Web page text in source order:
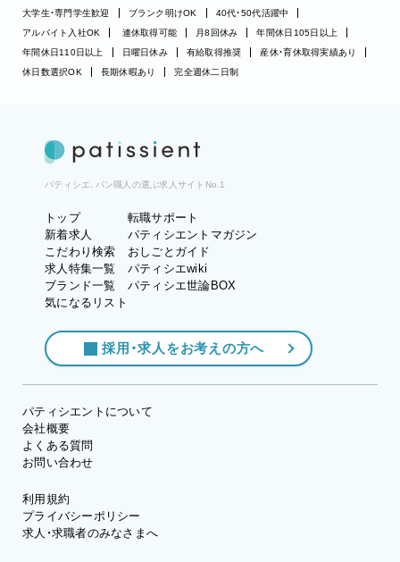
大学生・専門学生歓迎
ブランク明けOK
40代・50代活躍中
アルバイト入社OK
連休取得可能 月8回休み
年間休日105日以上
年間休日110日以上
日曜日休み 有給取得推奨
産休・育休取得実績あり
休日数選択OK
長期休暇あり 完全週休二日制
パティシエ、パン職人の選ぶ求人サイトNo.1
トップ
新着求人
こだわり検索
求人特集一覧
ブランド一覧
気になるリスト
転職サポート
パティシエントマガジン
おしごとガイド
パティシエwiki
パティシエ世論BOX
採用・求人をお考えの方へ
パティシエントについて
会社概要
よくある質問
お問い合わせ
利用規約
プライバシーポリシー
求人・求職者のみなさまへ